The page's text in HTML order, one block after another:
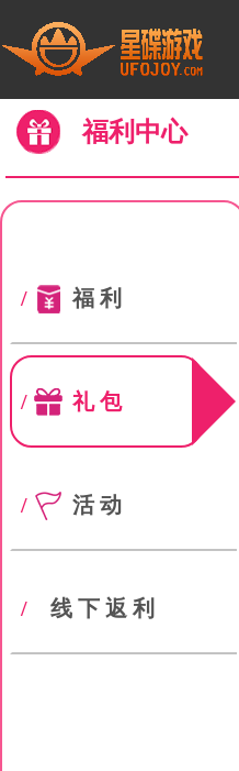
福利中心
福利
/
礼包
/
活动
/
线下返利
/